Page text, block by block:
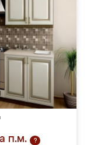
п.м.
?